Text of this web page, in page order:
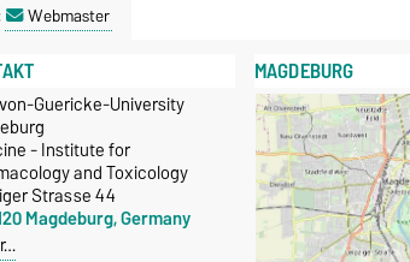
Webmaster
Guericke-University
- Institute for
and Toxicology
Strasse 44
Magdeburg, Germany
MAGDEBURG